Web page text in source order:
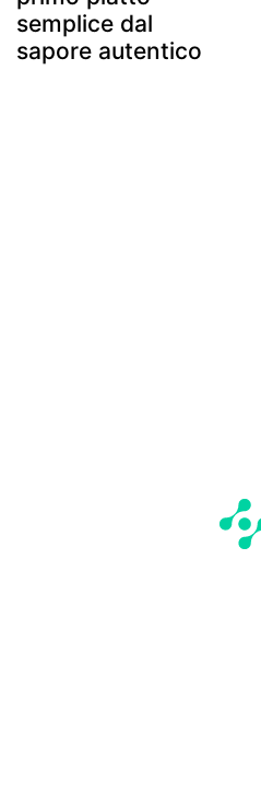
semplice dal
sapore autentico